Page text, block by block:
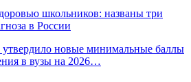
школьников: названы три
в России
новые минимальные баллы
в вузы на 2026…